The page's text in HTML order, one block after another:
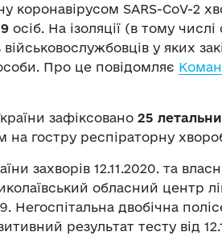
коронавірусом SARS-CoV-2
осіб. На ізоляції (в тому числі
військовослужбовців у яких
Про це повідомляє
зафіксовано 25
гостру респіраторну
захворів 12.11.2020. та
обласний центр
Негоспітальна двобічна
результат тесту від